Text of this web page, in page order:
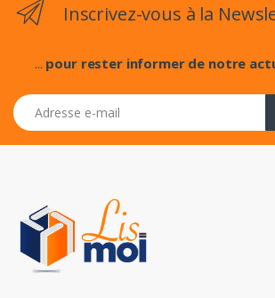
Inscrivez-vous à la
... pour rester informer de notre
Adresse e-mail